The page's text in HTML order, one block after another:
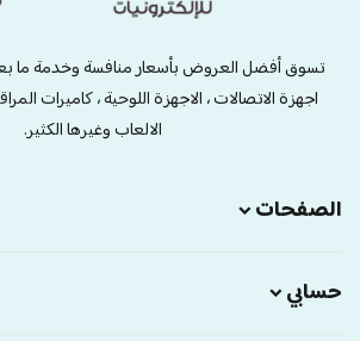
تسوق أفضل العروض بأسعار منافسة وخدمة ما بعد
اجهزة الاتصالات ، الاجهزة اللوحية ، كاميرات
الالعاب وغيرها الكثير.
الصفحات
حسابي